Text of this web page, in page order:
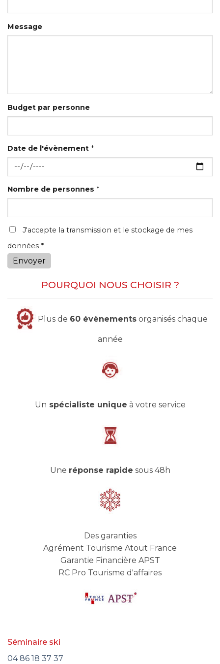
Message
Budget par personne
Date de l'évènement *
Nombre de personnes *
J'accepte la transmission et le stockage de mes
données *
Envoyer
POURQUOI NOUS CHOISIR ?
Plus de 60 évènementsorganisés chaque
année
Un spécialiste unique à votre service
Une réponse rapide sous 48h
Des garanties
Agrément Tourisme Atout France
Garantie Financière APST
RC Pro Tourisme d'affaires
Séminaire ski
04 86 18 37 37